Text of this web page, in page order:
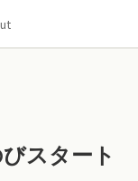
スタート